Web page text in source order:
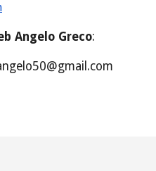
Angelo Greco: